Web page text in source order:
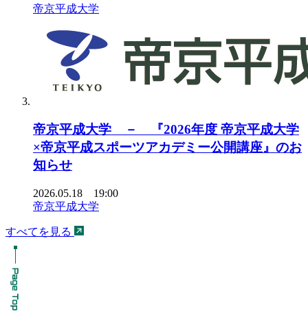
帝京平成大学
帝京平成大学 － 『2026年度 帝京平成大学
×帝京平成スポーツアカデミー公開講座』のお
知らせ
2026.05.18 19:00
帝京平成大学
すべてを見る